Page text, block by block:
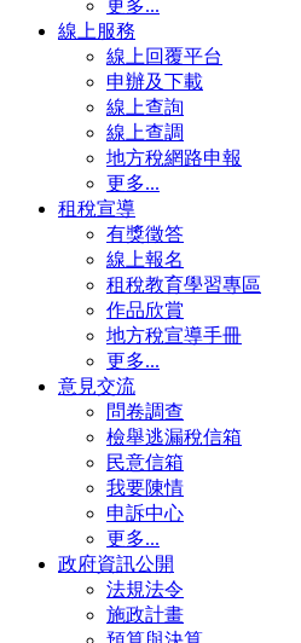
更多...
線上服務
線上回覆平台
申辦及下載
線上查詢
線上查調
地方稅網路申報
更多...
租稅宣導
有獎徵答
線上報名
租稅教育學習專區
作品欣賞
地方稅宣導手冊
更多...
意見交流
問卷調查
檢舉逃漏稅信箱
民意信箱
我要陳情
申訴中心
更多...
政府資訊公開
法規法令
施政計畫